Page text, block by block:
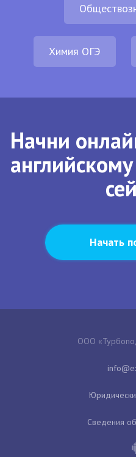
Химия ОГЭ
Начни
Начать
ООО
Сведения